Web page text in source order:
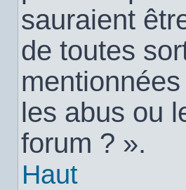
sauraient
de toutes
les abus ou
forum ? ».
Haut